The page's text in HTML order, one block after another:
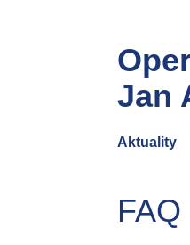
Jan
Aktuality
FAQ